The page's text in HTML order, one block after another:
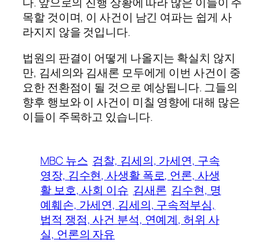
목할 것이며, 이 사건이 남긴 여파는 쉽게 사
라지지 않을 것입니다.
법원의 판결이 어떻게 나올지는 확실치 않지
만, 김세의와 김새론 모두에게 이번 사건이 중
요한 전환점이 될 것으로 예상됩니다. 그들의
향후 행보와 이 사건이 미칠 영향에 대해 많은
이들이 주목하고 있습니다.
MBC 뉴스 검찰, 김세의, 가세연, 구속
영장, 김수현, 사생활 폭로, 언론, 사생
활 보호, 사회 이슈 김새론 김수현, 명
예훼손, 가세연, 김세의, 구속적부심,
법적 쟁점, 사건 분석, 연예계, 허위 사
실, 언론의 자유